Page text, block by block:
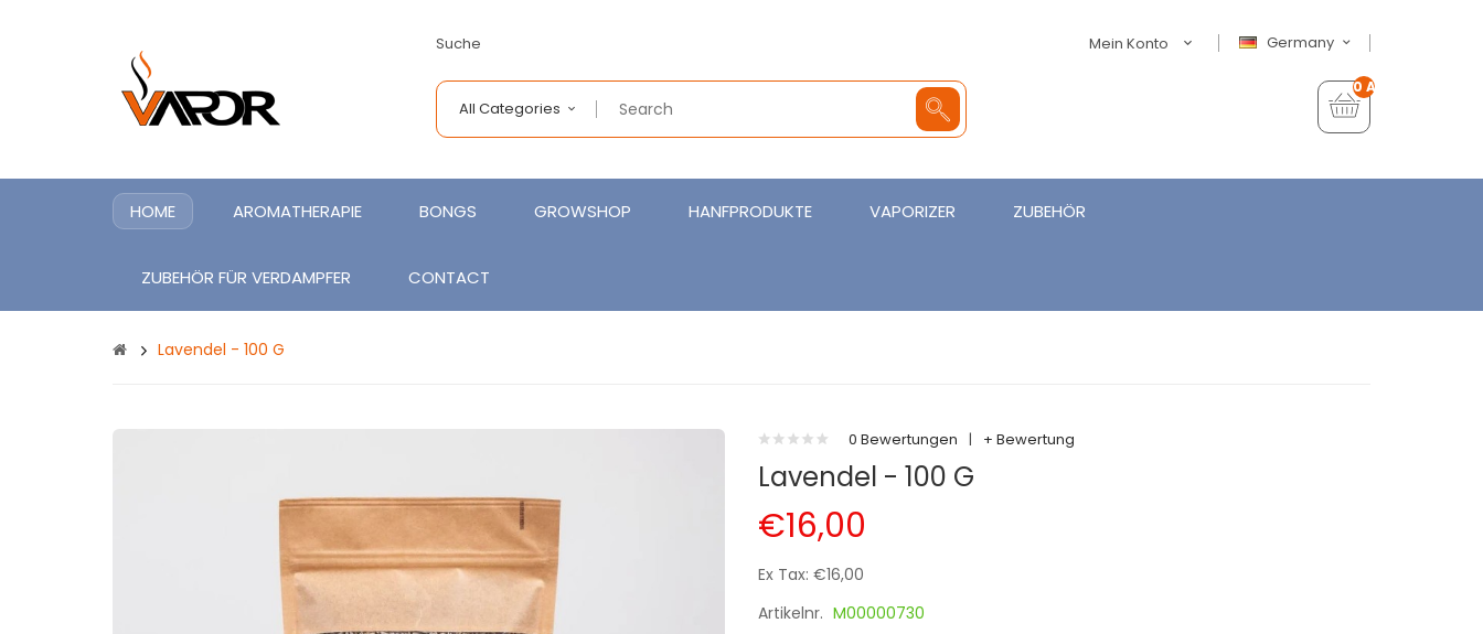
Suche Germany
Mein Konto
All Categories
0 Artikel - €0,00
HOME AROMATHERAPIE BONGS GROWSHOP HANFPRODUKTE VAPORIZER ZUBEHÖR
ZUBEHÖR FÜR VERDAMPFER CONTACT
Lavendel - 100 G
0 Bewertungen | + Bewertung
Lavendel - 100 G
€16,00
Ex Tax: €16,00
Artikelnr. M00000730